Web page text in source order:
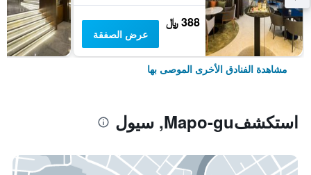
388 ﷼
عرض الصفقة
مشاهدة الفنادق الأخرى الموصى بها
استكشفMapo-gu, سيول